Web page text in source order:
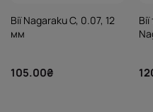
Вії Nagaraku C, 0.07, 12
мм
105.00₴